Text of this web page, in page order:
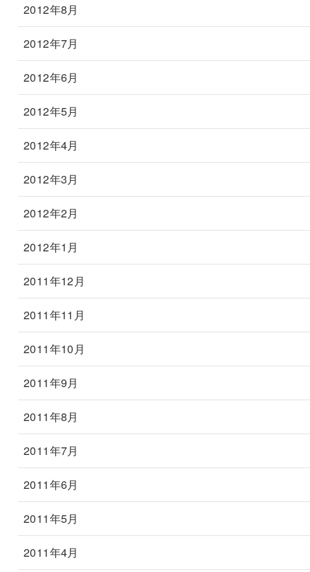
2012年8月
2012年7月
2012年6月
2012年5月
2012年4月
2012年3月
2012年2月
2012年1月
2011年12月
2011年11月
2011年10月
2011年9月
2011年8月
2011年7月
2011年6月
2011年5月
2011年4月